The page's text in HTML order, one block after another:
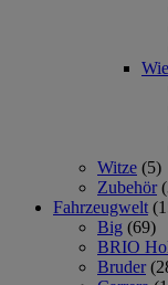
Witze (5)
Zubehör
Fahrzeugwelt
Big (69)
BRIO
Bruder